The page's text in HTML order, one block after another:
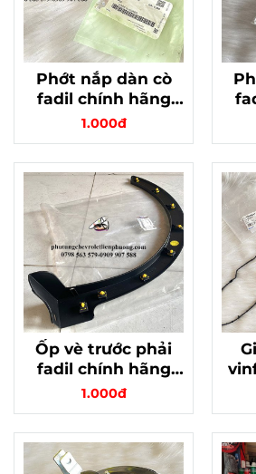
Phớt nắp dàn cò
fadil chính hãng
gm mã 12668429
1.000đ
Ốp vè trước phải
fadil chính hãng
42552646
1.000đ